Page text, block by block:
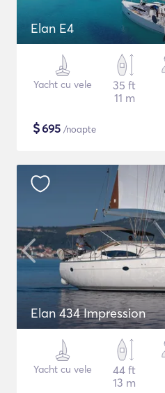
Elan E4
Yacht cu vele
35 ft
11 m
$695 /noapte
Elan 434 Impression
Yacht cu vele
44 ft
13 m